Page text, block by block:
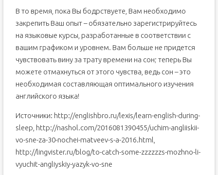
В то время, пока Вы бодрствуете, Вам необходимо
закрепить Ваш опыт – обязательно зарегистрируйтесь
на языковые курсы, разработанные в соответствии с
вашим графиком и уровнем. Вам больше не придется
чувствовать вину за трату времени на сон; теперь Вы
можете отмахнуться от этого чувства, ведь сон – это
необходимая составляющая оптимального изучения
английского языка!
Источники: http://englishbro.ru/lexis/learn-english-during-
sleep, http://nashol.com/2016081390455/uchim-angliiskii-
vo-sne-za-30-nochei-matveev-s-a-2016.html,
http://lingvister.ru/blog/to-catch-some-zzzzzzs-mozhno-li-
vyuchit-angliyskiy-yazyk-vo-sne